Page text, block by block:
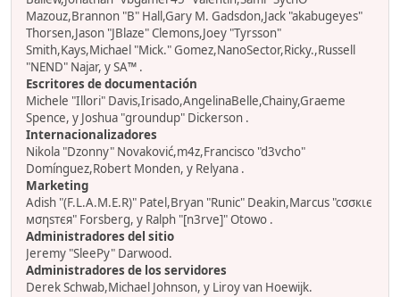
Mazouz,Brannon "B" Hall,Gary M. Gadsdon,Jack "akabugeyes"
Thorsen,Jason "JBlaze" Clemons,Joey "Tyrsson"
Smith,Kays,Michael "Mick." Gomez,NanoSector,Ricky.,Russell
"NEND" Najar, y SA™ .
Escritores de documentación
Michele "Illori" Davis,Irisado,AngelinaBelle,Chainy,Graeme
Spence, y Joshua "groundup" Dickerson .
Internacionalizadores
Nikola "Dzonny" Novaković,m4z,Francisco "d3vcho"
Domínguez,Robert Monden, y Relyana .
Marketing
Adish "(F.L.A.M.E.R)" Patel,Bryan "Runic" Deakin,Marcus "cσσкιє
мσηѕтєя" Forsberg, y Ralph "[n3rve]" Otowo .
Administradores del sitio
Jeremy "SleePy" Darwood.
Administradores de los servidores
Derek Schwab,Michael Johnson, y Liroy van Hoewijk.